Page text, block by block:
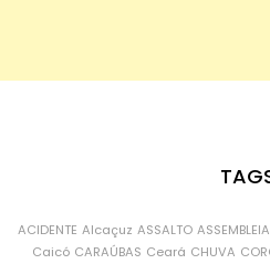
ACIDENTE Alcaçuz ASSALTO
Caicó CARAÚBAS Ceará CHUVA